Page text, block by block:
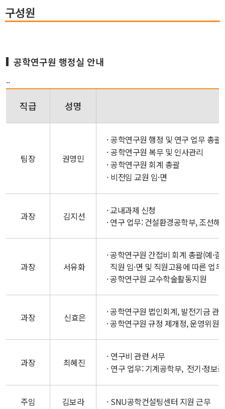
구성원
공학연구원 행정실 안내
··
직급 성명
팀장 권영민
공학연구원 행정 및 연구 업무 총괄
공학연구원 복무 및 인사관리
공학연구원 회계 총괄
비전임 교원 임·면
과장 김지선
· 교내과제 신청
· 연구 업무: 건설환경공학부, 조선
과장 서유화
· 공학연구원 간접비 회계 총괄(예·
직원 임·면 및 직원고용에 따른 업무
· 공학연구원 교수학술활동지원
과장 신효은
· 공학연구원 법인회계, 발전기금 관
· 공학연구원 규정 제개정, 운영위원
과장 최혜진
연구비 관련 서무
연구 업무: 기계공학부, 전기·정보
주임 김보라 SNU공학컨설팅센터 지원 근무